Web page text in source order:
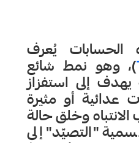
يُعرف
)، وهو نمط شائع
إلى استفزاز
عدائية أو مثيرة
وخلق حالة
"التصيّد" إلى